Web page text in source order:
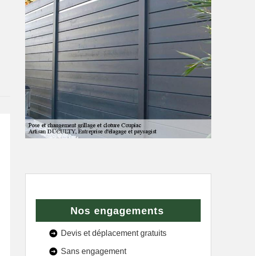
Nos engagements
Devis et déplacement gratuits
Sans engagement